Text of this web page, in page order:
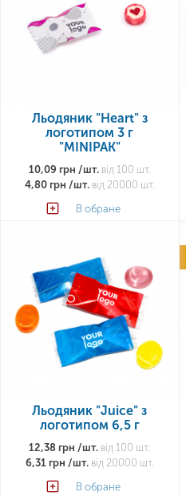
Льодяник "Heart" з
логотипом 3 г
"MINIPAK"
10,09 грн /шт.від 100 шт.
4,80 грн /шт.від 20000 шт.
В обране
Льодяник "Juice" з
логотипом 6,5 г
12,38 грн /шт. від 100 шт.
6,31 грн /шт.від 20000 шт.
В обране